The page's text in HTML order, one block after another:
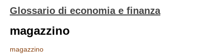
Glossario di economia e finanza
magazzino
magazzino